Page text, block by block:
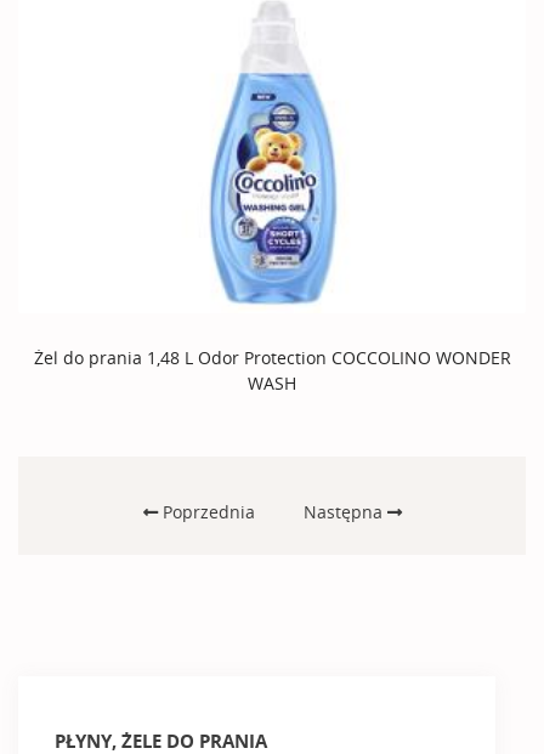
PŁYNY, ŻELE DO PRANIA
Żel do prania 1,48 L Odor Protection COCCOLINO WONDER
WASH
Poprzednia Następna